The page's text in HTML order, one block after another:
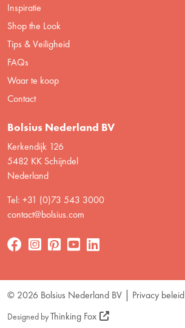
Inspiratie
Shop the Look
Tips & Veiligheid
FAQs
Waar te koop
Contact
Bolsius Nederland BV
Kerkendijk 126
5482 KK Schijndel
Nederland
Tel: +31 (0)73 543 3000
contact@bolsius.com
© 2026 Bolsius Nederland BV Privacy beleid
Designed byThinking Fox